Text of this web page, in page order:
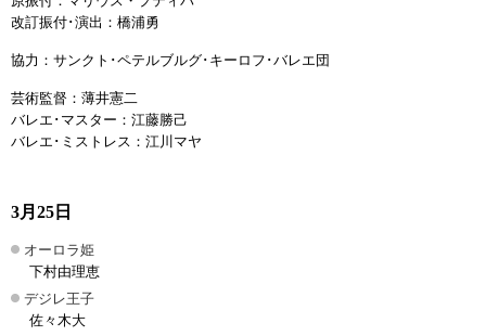
改訂振付･演出：橋浦勇
協力：サンクト･ペテルブルグ･キーロフ･バレエ団
芸術監督：薄井憲二
バレエ･マスター：江藤勝己
バレエ･ミストレス：江川マヤ
3月25日
オーロラ姫
下村由理恵
デジレ王子
佐々木大